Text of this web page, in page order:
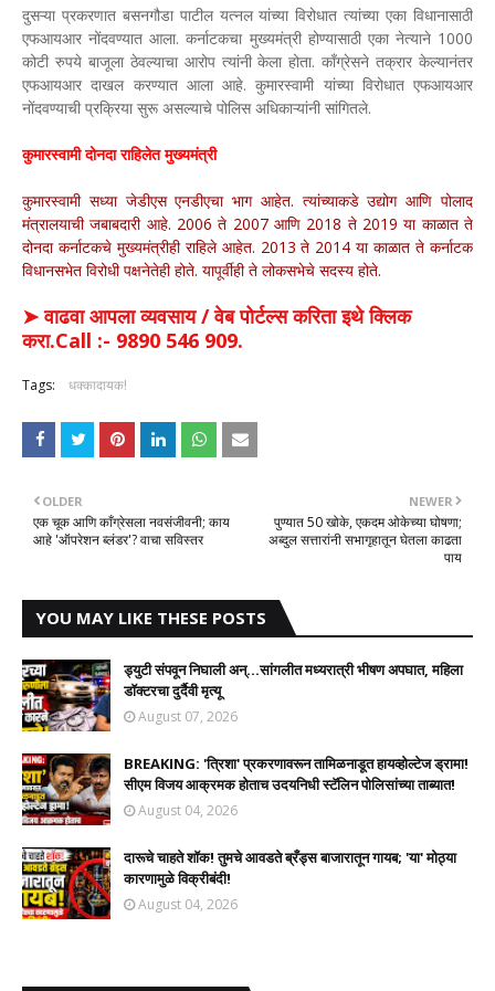
दुसऱ्या प्रकरणात बसनगौडा पाटील यत्नल यांच्या विरोधात त्यांच्या एका विधानासाठी
एफआयआर नोंदवण्यात आला. कर्नाटकचा मुख्यमंत्री होण्यासाठी एका नेत्याने 1000
कोटी रुपये बाजूला ठेवल्याचा आरोप त्यांनी केला होता. काँग्रेसने तक्रार केल्यानंतर
एफआयआर दाखल करण्यात आला आहे. कुमारस्वामी यांच्या विरोधात एफआयआर
नोंदवण्याची प्रक्रिया सुरू असल्याचे पोलिस अधिकाऱ्यांनी सांगितले.
कुमारस्वामी दोनदा राहिलेत मुख्यमंत्री
कुमारस्वामी सध्या जेडीएस एनडीएचा भाग आहेत. त्यांच्याकडे उद्योग आणि पोलाद
मंत्रालयाची जबाबदारी आहे. 2006 ते 2007 आणि 2018 ते 2019 या काळात ते
दोनदा कर्नाटकचे मुख्यमंत्रीही राहिले आहेत. 2013 ते 2014 या काळात ते कर्नाटक
विधानसभेत विरोधी पक्षनेतेही होते. यापूर्वीही ते लोकसभेचे सदस्य होते.
➤ वाढवा आपला व्यवसाय / वेब पोर्टल्स करिता इथे क्लिक
करा.Call :- 9890 546 909.
Tags: धक्कादायक!
NEWER
पुण्यात 50 खोके, एकदम ओकेच्या घोषणा;
अब्दुल सत्तारांनी सभागृहातून घेतला काढता
पाय
OLDER
एक चूक आणि काँग्रेसला नवसंजीवनी; काय
आहे 'ऑपरेशन ब्लंडर'? वाचा सविस्तर
YOU MAY LIKE THESE POSTS
ड्युटी संपवून निघाली अन्...सांगलीत मध्यरात्री भीषण अपघात, महिला
डॉक्टरचा दुर्दैवी मृत्यू
August 07, 2026
BREAKING: 'त्रिशा' प्रकरणावरून तामिळनाडूत हायव्होल्टेज ड्रामा!
सीएम विजय आक्रमक होताच उदयनिधी स्टॅलिन पोलिसांच्या ताब्यात!
August 04, 2026
दारूचे चाहते शॉक! तुमचे आवडते ब्रँड्स बाजारातून गायब; 'या' मोठ्या
कारणामुळे विक्रीबंदी!
August 04, 2026